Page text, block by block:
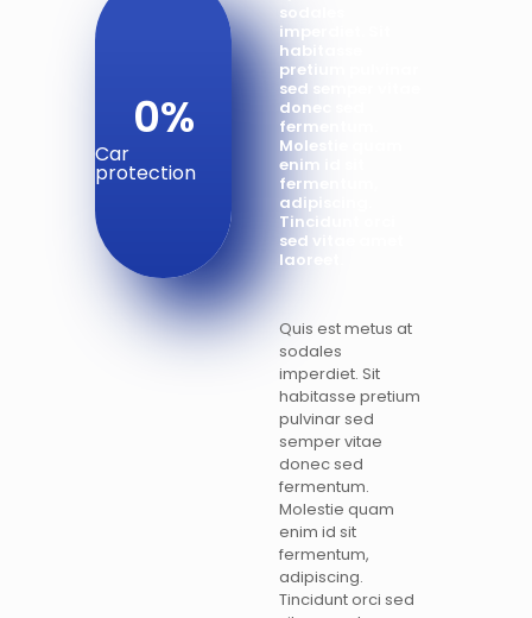
Car
protection
0%
sodales
imperdiet. Sit
habitasse
pretium pulvinar
sed semper vitae
donec sed
fermentum.
Molestie quam
enim id sit
fermentum,
adipiscing.
Tincidunt orci
sed vitae amet
laoreet.
Quis est metus at
sodales
imperdiet. Sit
habitasse pretium
pulvinar sed
semper vitae
donec sed
fermentum.
Molestie quam
enim id sit
fermentum,
adipiscing.
Tincidunt orci sed